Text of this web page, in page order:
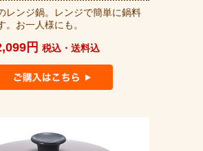
レンジ鍋。レンジで簡単に鍋料
。お一人様にも。
円 税込・送料込